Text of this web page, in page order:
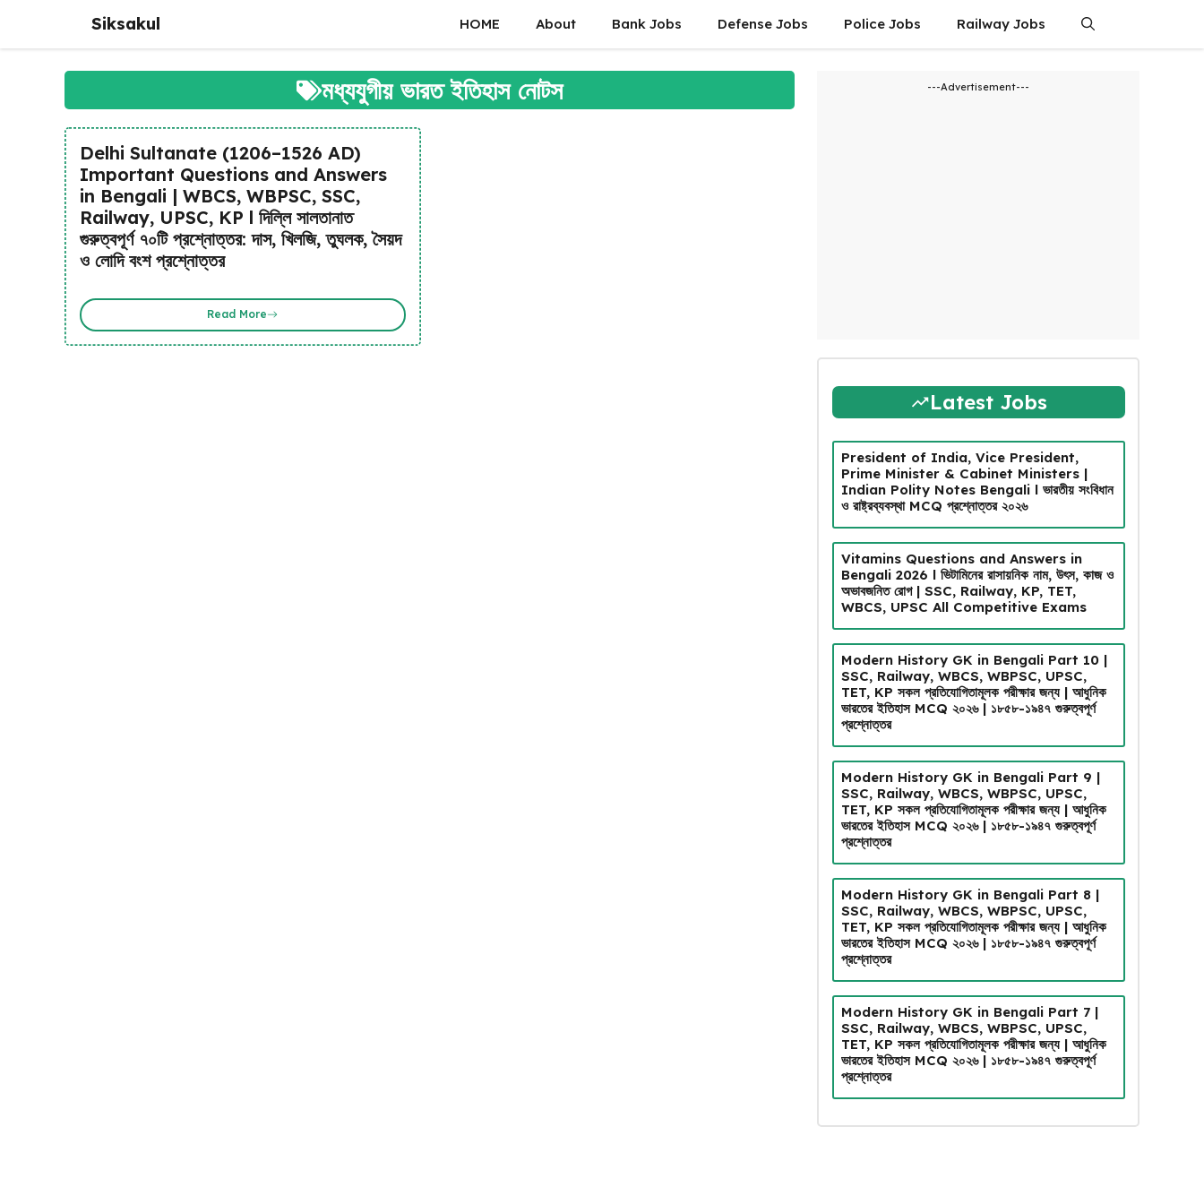
content
Siksakul HOME About Bank Jobs Defense Jobs Police Jobs Railway Jobs
মধ্যযুগীয় ভারত ইতিহাস নোটস
Delhi Sultanate (1206–1526 AD)
Important Questions and Answers
in Bengali | WBCS, WBPSC, SSC,
Railway, UPSC, KP l দিল্লি সালতানাত
গুরুত্বপূর্ণ ৭০টি প্রশ্নোত্তর: দাস, খিলজি, তুঘলক, সৈয়দ
ও লোদি বংশ প্রশ্নোত্তর
Read More
---Advertisement---
Latest Jobs
President of India, Vice President,
Prime Minister & Cabinet Ministers |
Indian Polity Notes Bengali l ভারতীয় সংবিধান
ও রাষ্ট্রব্যবস্থা MCQ প্রশ্নোত্তর ২০২৬
Vitamins Questions and Answers in
Bengali 2026 l ভিটামিনের রাসায়নিক নাম, উৎস, কাজ ও
অভাবজনিত রোগ | SSC, Railway, KP, TET,
WBCS, UPSC All Competitive Exams
Modern History GK in Bengali Part 10 |
SSC, Railway, WBCS, WBPSC, UPSC,
TET, KP সকল প্রতিযোগিতামূলক পরীক্ষার জন্য | আধুনিক
ভারতের ইতিহাস MCQ ২০২৬ | ১৮৫৮-১৯৪৭ গুরুত্বপূর্ণ
প্রশ্নোত্তর
Modern History GK in Bengali Part 9 |
SSC, Railway, WBCS, WBPSC, UPSC,
TET, KP সকল প্রতিযোগিতামূলক পরীক্ষার জন্য | আধুনিক
ভারতের ইতিহাস MCQ ২০২৬ | ১৮৫৮-১৯৪৭ গুরুত্বপূর্ণ
প্রশ্নোত্তর
Modern History GK in Bengali Part 8 |
SSC, Railway, WBCS, WBPSC, UPSC,
TET, KP সকল প্রতিযোগিতামূলক পরীক্ষার জন্য | আধুনিক
ভারতের ইতিহাস MCQ ২০২৬ | ১৮৫৮-১৯৪৭ গুরুত্বপূর্ণ
প্রশ্নোত্তর
Modern History GK in Bengali Part 7 |
SSC, Railway, WBCS, WBPSC, UPSC,
TET, KP সকল প্রতিযোগিতামূলক পরীক্ষার জন্য | আধুনিক
ভারতের ইতিহাস MCQ ২০২৬ | ১৮৫৮-১৯৪৭ গুরুত্বপূর্ণ
প্রশ্নোত্তর